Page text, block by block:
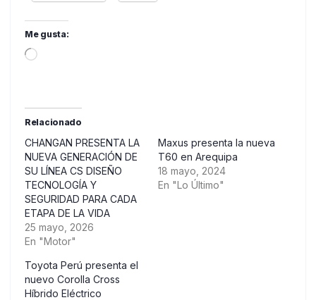
Me gusta:
Loading…
Relacionado
CHANGAN PRESENTA LA
NUEVA GENERACIÓN DE
SU LÍNEA CS DISEÑO
TECNOLOGÍA Y
SEGURIDAD PARA CADA
ETAPA DE LA VIDA
25 mayo, 2026
En "Motor"
Maxus presenta la nueva
T60 en Arequipa
18 mayo, 2024
En "Lo Último"
Toyota Perú presenta el
nuevo Corolla Cross
Híbrido Eléctrico